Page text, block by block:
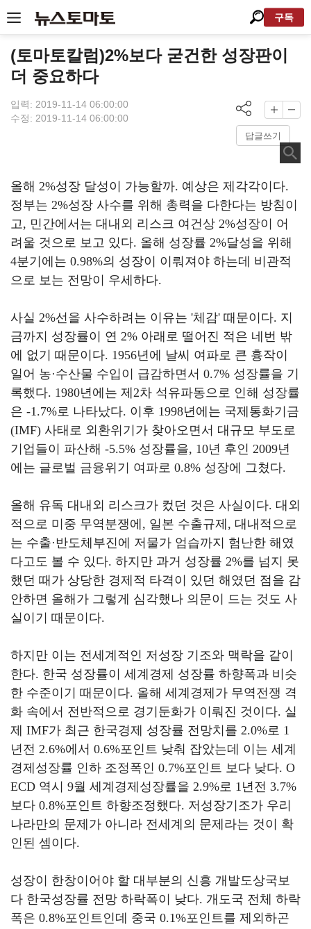
구독
(토마토칼럼)2%보다 굳건한 성장판이
더 중요하다
입력: 2019-11-14 06:00:00
수정: 2019-11-14 06:00:00
답글쓰기
올해 2%성장 달성이 가능할까. 예상은 제각각이다.
정부는 2%성장 사수를 위해 총력을 다한다는 방침이
고, 민간에서는 대내외 리스크 여건상 2%성장이 어
려울 것으로 보고 있다. 올해 성장률 2%달성을 위해
4분기에는 0.98%의 성장이 이뤄져야 하는데 비관적
으로 보는 전망이 우세하다.
사실 2%선을 사수하려는 이유는 '체감' 때문이다. 지
금까지 성장률이 연 2% 아래로 떨어진 적은 네번 밖
에 없기 때문이다. 1956년에 날씨 여파로 큰 흉작이
일어 농·수산물 수입이 급감하면서 0.7% 성장률을 기
록했다. 1980년에는 제 2차 석유파동으로 인해 성장률
은 -1.7%로 나타났다. 이후 1998년에는 국제통화기금
(IMF) 사태로 외환위기가 찾아오면서 대규모 부도로
기업들이 파산해 -5.5% 성장률을, 10년 후인 2009년
에는 글로벌 금융위기 여파로 0.8% 성장에 그쳤다.
올해 유독 대내외 리스크가 컸던 것은 사실이다. 대외
적으로 미중 무역분쟁에 , 일본 수출규제 , 대내적으로
는 수출·반도체부진에 저물가 엄습까지 험난한 해였
다고도 볼 수 있다. 하지만 과거 성장률 2%를 넘지 못
했던 때가 상당한 경제적 타격이 있던 해였던 점을 감
안하면 올해가 그렇게 심각했나 의문이 드는 것도 사
실이기 때문이다.
하지만 이는 전세계적인 저성장 기조와 맥락을 같이
한다. 한국 성장률이 세계경제 성장률 하향폭과 비슷
한 수준이기 때문이다. 올해 세계경제가 무역전쟁 격
화 속에서 전반적으로 경기둔화가 이뤄진 것이다. 실
제 IMF가 최근 한국경제 성장률 전망치를 2.0%로 1
년전 2.6%에서 0.6%포인트 낮춰 잡았는데 이는 세계
경제성장률 인하 조정폭인 0.7%포인트 보다 낮다. O
ECD 역시 9월 세계경제성장률을 2.9%로 1년전 3.7%
보다 0.8%포인트 하향조정했다. 저성장기조가 우리
나라만의 문제가 아니라 전세계의 문제라는 것이 확
인된 셈이다.
성장이 한창이어야 할 대부분의 신흥 개발도상국보
다 한국성장률 전망 하락폭이 낮다. 개도국 전체 하락
폭은 0.8%포인트인데 중국 0.1%포인트를 제외하곤